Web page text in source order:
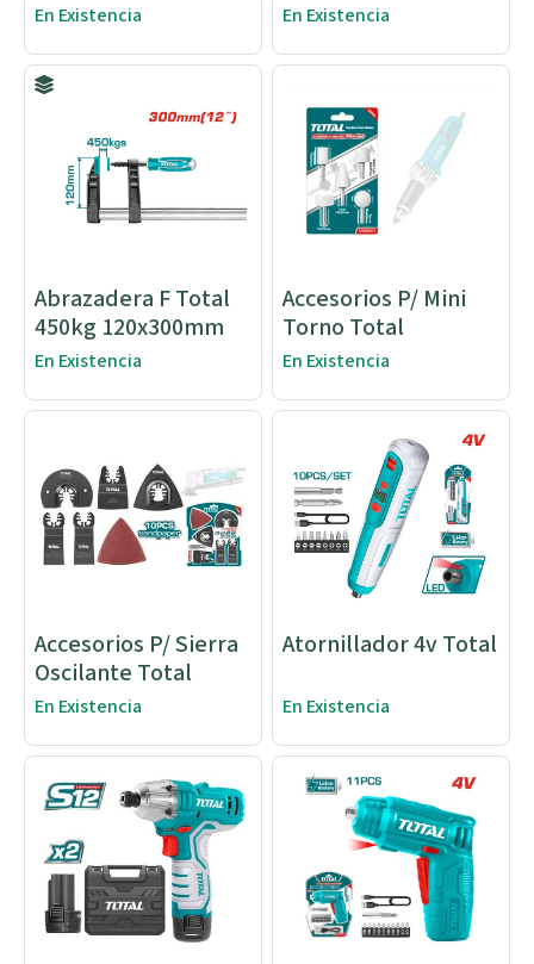
En Existencia En Existencia
Abrazadera F Total
450kg 120x300mm
En Existencia
Accesorios P/ Mini
Torno Total
En Existencia
Accesorios P/ Sierra
Oscilante Total
En Existencia
Atornillador 4v Total
En Existencia